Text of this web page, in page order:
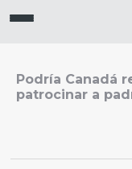
Podría Canadá
patrocinar a